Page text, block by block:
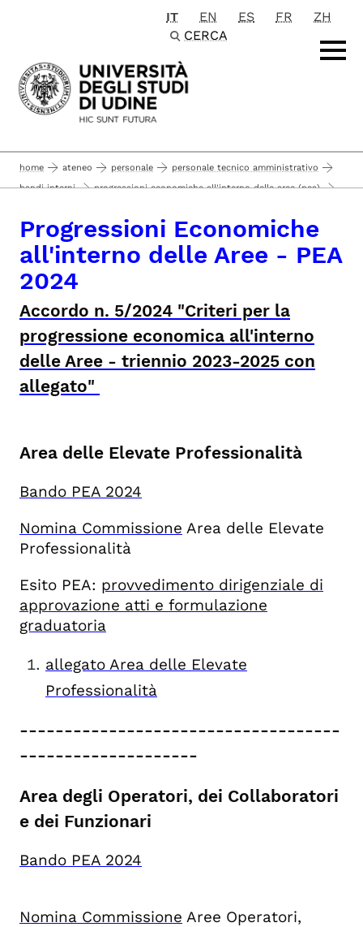
Passa al contenuto principale
IT EN ES FR
ZH
CERCA
home ateneo personale
personale tecnico amministrativo
bandi interni
progressioni economiche all'interno delle aree (pea)
Progressioni Economiche
all'interno delle Aree - PEA
2024
Accordo n. 5/2024 "Criteri per la
progressione economica all'interno
delle Aree - triennio 2023-2025 con
allegato"
Area delle Elevate Professionalità
Bando PEA 2024
Nomina Commissione Area delle Elevate
Professionalità
Esito PEA: provvedimento dirigenziale di
approvazione atti e formulazione
graduatoria
allegato Area delle Elevate
Professionalità
------------------------------------
--------------------
Area degli Operatori, dei Collaboratori
e dei Funzionari
Bando PEA 2024
Nomina Commissione Aree Operatori,